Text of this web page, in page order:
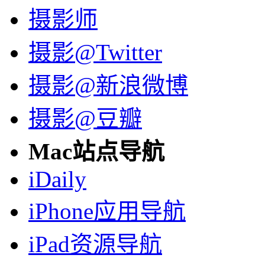
摄影师
摄影@Twitter
摄影@新浪微博
摄影@豆瓣
Mac站点导航
iDaily
iPhone应用导航
iPad资源导航